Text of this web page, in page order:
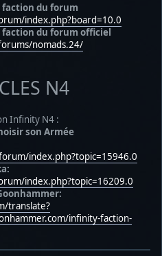
faction du forum
index.php?board=10.0
faction du forum officiel
nomads.24/
N4
Infinity N4 :
son Armée
index.php?topic=15946.0
index.php?topic=16209.0
translate?
infinity-faction-